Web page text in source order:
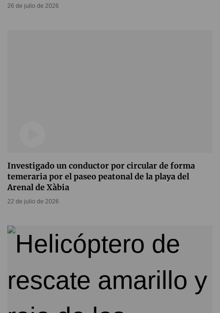
26 de julio de 2026
Investigado un conductor por circular de forma
temeraria por el paseo peatonal de la playa del
Arenal de Xàbia
22 de julio de 2026